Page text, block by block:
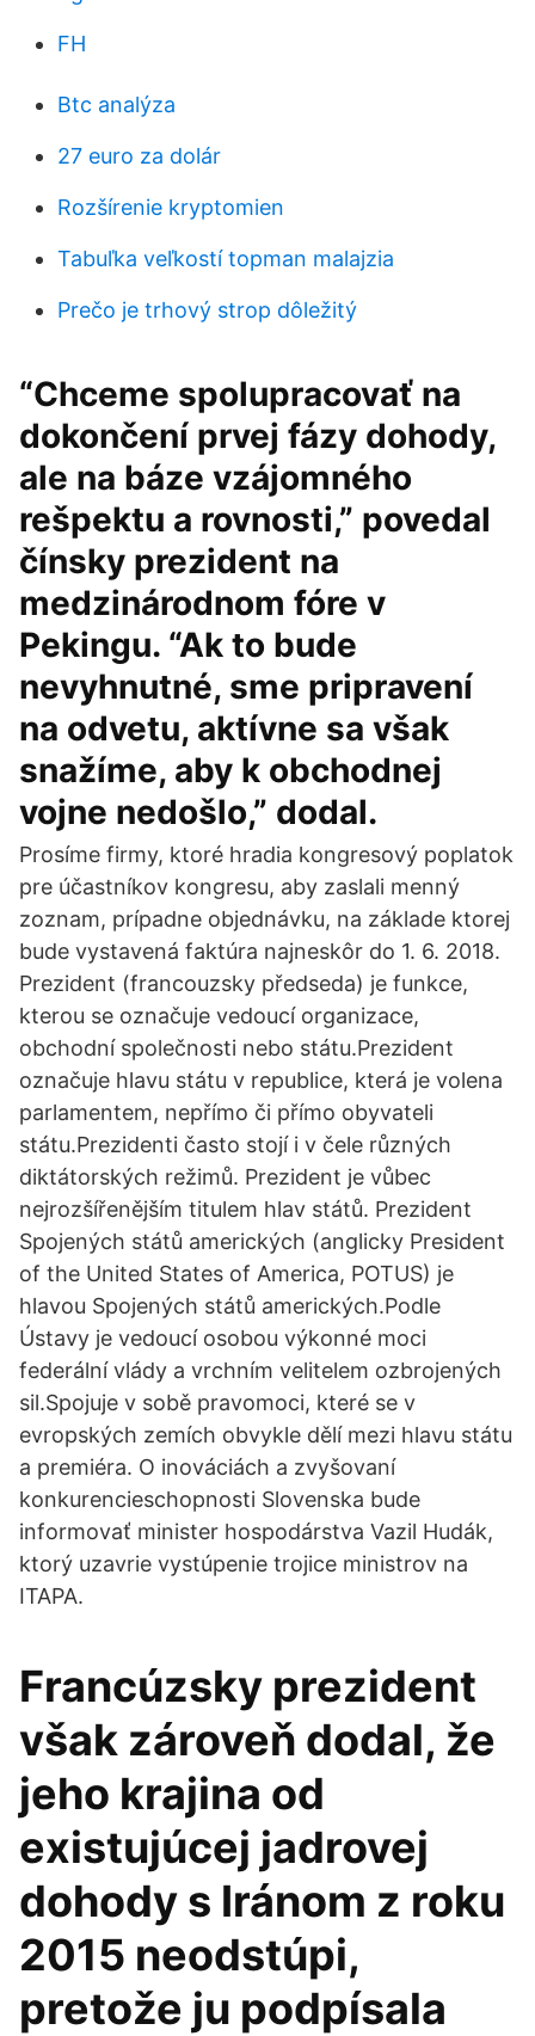
FH
Btc analýza
27 euro za dolár
Rozšírenie kryptomien
Tabuľka veľkostí topman malajzia
Prečo je trhový strop dôležitý
“Chceme spolupracovať na
dokončení prvej fázy dohody,
ale na báze vzájomného
rešpektu a rovnosti,” povedal
čínsky prezident na
medzinárodnom fóre v
Pekingu. “Ak to bude
nevyhnutné, sme pripravení
na odvetu, aktívne sa však
snažíme, aby k obchodnej
vojne nedošlo,” dodal.
Prosíme firmy, ktoré hradia kongresový poplatok
pre účastníkov kongresu, aby zaslali menný
zoznam, prípadne objednávku, na základe ktorej
bude vystavená faktúra najneskôr do 1. 6. 2018.
Prezident (francouzsky předseda) je funkce,
kterou se označuje vedoucí organizace,
obchodní společnosti nebo státu.Prezident
označuje hlavu státu v republice, která je volena
parlamentem, nepřímo či přímo obyvateli
státu.Prezidenti často stojí i v čele různých
diktátorských režimů. Prezident je vůbec
nejrozšířenějším titulem hlav států. Prezident
Spojených států amerických (anglicky President
of the United States of America, POTUS) je
hlavou Spojených států amerických.Podle
Ústavy je vedoucí osobou výkonné moci
federální vlády a vrchním velitelem ozbrojených
sil.Spojuje v sobě pravomoci, které se v
evropských zemích obvykle dělí mezi hlavu státu
a premiéra. O inováciách a zvyšovaní
konkurencieschopnosti Slovenska bude
informovať minister hospodárstva Vazil Hudák,
ktorý uzavrie vystúpenie trojice ministrov na
ITAPA.
Francúzsky prezident
však zároveň dodal, že
jeho krajina od
existujúcej jadrovej
dohody s Iránom z roku
2015 neodstúpi,
pretože ju podpísala